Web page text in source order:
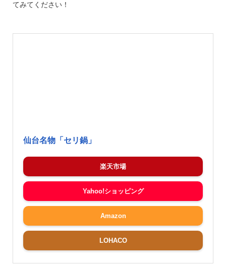
てみてください！
仙台名物「セリ鍋」
楽天市場
Yahoo!ショッピング
Amazon
LOHACO